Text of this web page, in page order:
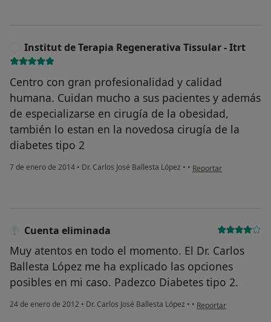
Institut de Terapia Regenerativa Tissular - Itrt
Centro con gran profesionalidad y calidad
humana. Cuidan mucho a sus pacientes y además
de especializarse en cirugía de la obesidad,
también lo estan en la novedosa cirugía de la
diabetes tipo 2
7 de enero de 2014 • Dr. Carlos José Ballesta López • • en opinión del usuario
Reportar
Cuenta eliminada
Muy atentos en todo el momento. El Dr. Carlos
Ballesta López me ha explicado las opciones
posibles en mi caso. Padezco Diabetes tipo 2.
24 de enero de 2012 • Dr. Carlos José Ballesta López • • en opinión del
Reportar